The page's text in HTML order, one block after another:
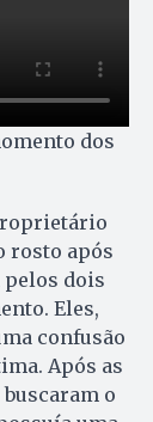
dos
rosto após
dois
Eles,
confusão
Após as
o